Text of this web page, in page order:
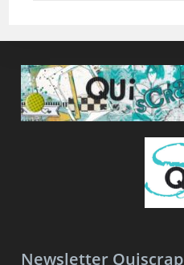
Newsletter Quiscrap